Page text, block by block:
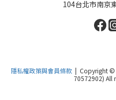
104台北市南京
隱私權政策與會員條款 | Copyright ©
70572902) All